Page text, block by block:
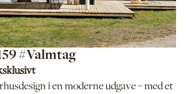
#Valmtag
i en moderne udgave – med et